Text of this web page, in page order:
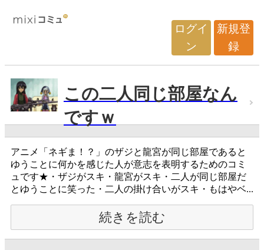
ログイ
ン
新規登
録
この二人同じ部屋なん
ですｗ
アニメ「ネギま！？」のザジと龍宮が同じ部屋であると
ゆうことに何かを感じた人が意志を表明するためのコミ
ュです★・ザジがスキ・龍宮がスキ・二人が同じ部屋だ
とゆうことに笑った・二人の掛け合いがスキ・もはやベ...
続きを読む